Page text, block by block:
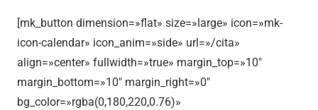
[mk_button dimension=»flat» size=»large» icon=»mk-
icon-calendar» icon_anim=»side» url=»/cita»
align=»center» fullwidth=»true» margin_top=»10″
margin_bottom=»10″ margin_right=»0″
bg_color=»rgba(0,180,220,0.76)»